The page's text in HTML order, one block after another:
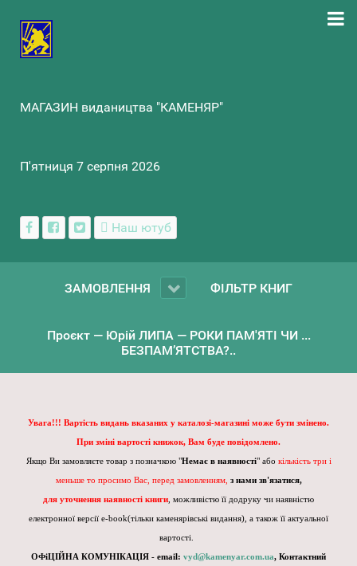
МАГАЗИН видаництва "КАМЕНЯР"
П'ятниця 7 серпня 2026
Наш ютуб
ЗАМОВЛЕННЯ ФІЛЬТР КНИГ
Проєкт — Юрій ЛИПА — РОКИ ПАМ'ЯТІ ЧИ ...
БЕЗПАМ’ЯТСТВА?..
Увага!!! Вартість видань вказаних у каталозі-магазині може бути змінено.
При зміні вартості книжок, Вам буде повідомлено.
Якщо Ви замовляєте товар з позначкою "Немає в наявності" або кількість три і
меньше то просимо Вас, перед замовленням, з нами зв'язатися,
для уточнення наявності книги , можливістю її додруку чи наявністю
електронної версії e-book(тільки каменярівські видання), а також її актуальної
вартості.
ОФіЦІЙНА КОМУНІКАЦІЯ - email: vyd@kamenyar.com.ua, Контактний